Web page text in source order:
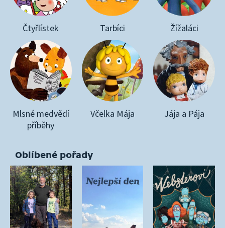
Čtyřlístek Tarbíci Žížaláci
Mlsné medvědí
příběhy
Včelka Mája Jája a Pája
Oblíbené pořady